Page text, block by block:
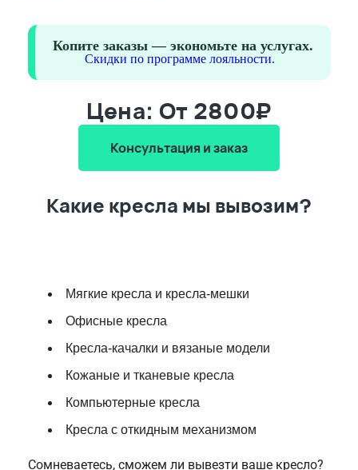
Копите заказы — экономьте на услугах.
Скидки по программе лояльности.
Цена: От 2800₽
Консультация и заказ
Какие кресла мы вывозим?
Мягкие кресла и кресла-мешки
Офисные кресла
Кресла-качалки и вязаные модели
Кожаные и тканевые кресла
Компьютерные кресла
Кресла с откидным механизмом
Сомневаетесь, сможем ли вывезти ваше кресло?